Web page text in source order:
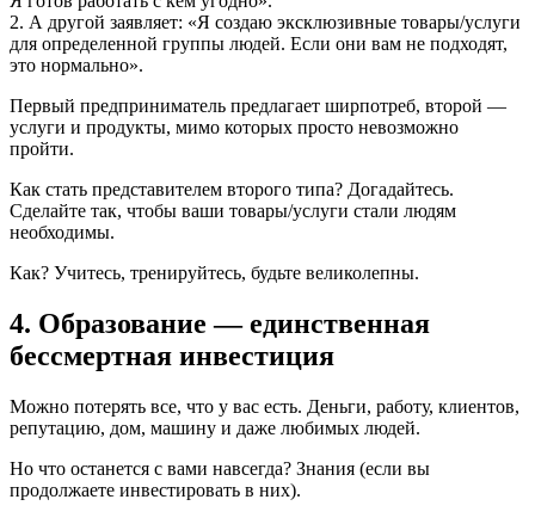
2. А другой заявляет: «Я создаю эксклюзивные товары/услуги
для определенной группы людей. Если они вам не подходят,
это нормально».
Первый предприниматель предлагает ширпотреб, второй —
услуги и продукты, мимо которых просто невозможно
пройти.
Как стать представителем второго типа? Догадайтесь.
Сделайте так, чтобы ваши товары/услуги стали людям
необходимы.
Как? Учитесь, тренируйтесь, будьте великолепны.
4. Образование — единственная
бессмертная инвестиция
Можно потерять все, что у вас есть. Деньги, работу, клиентов,
репутацию, дом, машину и даже любимых людей.
Но что останется с вами навсегда? Знания (если вы
продолжаете инвестировать в них).